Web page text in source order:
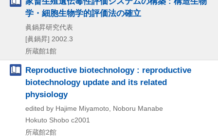
学・細胞生物学的評価法の確立
眞鍋昇研究代表
[眞鍋昇] 2002.3
所蔵館1館
Reproductive biotechnology : reproductive
biotechnology update and its related
physiology
edited by Hajime Miyamoto, Noboru Manabe
Hokuto Shobo c2001
所蔵館2館